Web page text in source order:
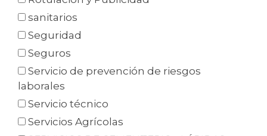
sanitarios
Seguridad
Seguros
Servicio de prevención de riesgos
laborales
Servicio técnico
Servicios Agrícolas